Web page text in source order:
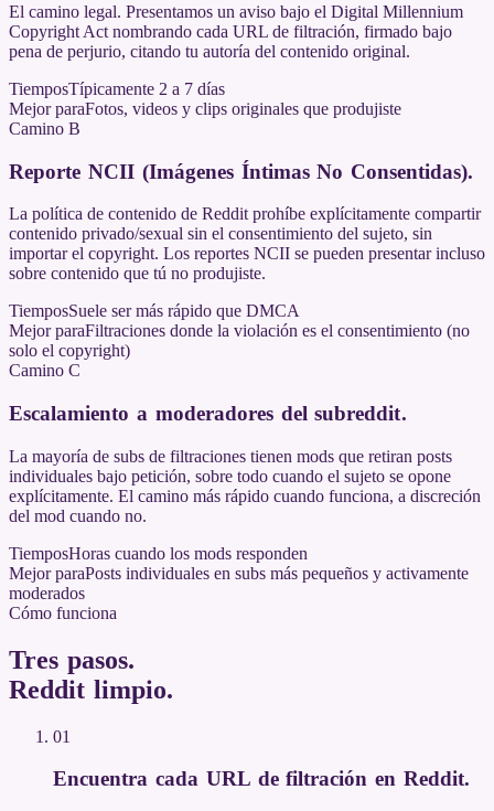
El camino legal. Presentamos un aviso bajo el Digital Millennium
Copyright Act nombrando cada URL de filtración, firmado bajo
pena de perjurio, citando tu autoría del contenido original.
TiemposTípicamente 2 a 7 días
Mejor paraFotos, videos y clips originales que produjiste
Camino B
Reporte NCII (Imágenes Íntimas No Consentidas).
La política de contenido de Reddit prohíbe explícitamente compartir
contenido privado/sexual sin el consentimiento del sujeto, sin
importar el copyright. Los reportes NCII se pueden presentar incluso
sobre contenido que tú no produjiste.
TiemposSuele ser más rápido que DMCA
Mejor paraFiltraciones donde la violación es el consentimiento (no
solo el copyright)
Camino C
Escalamiento a moderadores del subreddit.
La mayoría de subs de filtraciones tienen mods que retiran posts
individuales bajo petición, sobre todo cuando el sujeto se opone
explícitamente. El camino más rápido cuando funciona, a discreción
del mod cuando no.
TiemposHoras cuando los mods responden
Mejor paraPosts individuales en subs más pequeños y activamente
moderados
Cómo funciona
Tres pasos.
Reddit limpio.
01
Encuentra cada URL de filtración en Reddit.